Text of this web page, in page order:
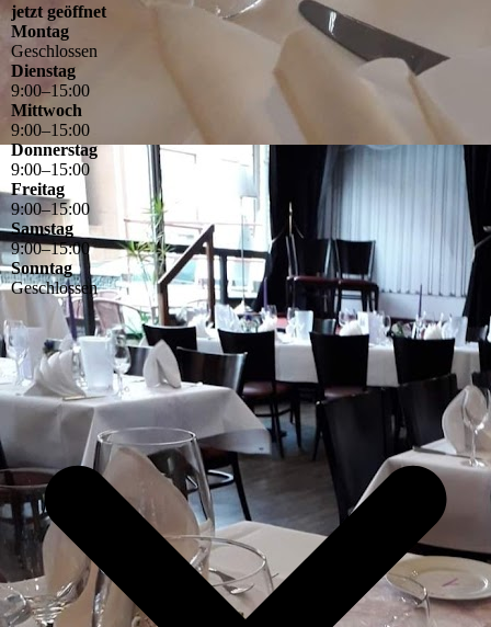
jetzt geöffnet
Montag
Geschlossen
Dienstag
9:00–15:00
Mittwoch
9:00–15:00
Donnerstag
9:00–15:00
Freitag
9:00–15:00
Samstag
9:00–15:00
Sonntag
Geschlossen